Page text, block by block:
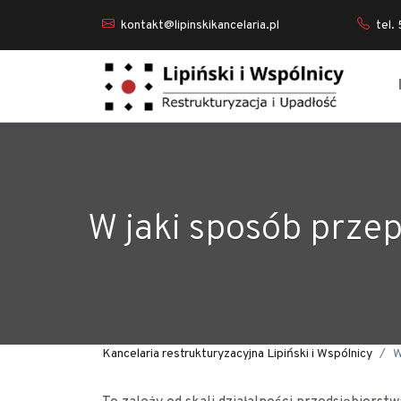
kontakt@lipinskikancelaria.pl tel.
W jaki sposób
Kancelaria restrukturyzacyjna Lipiński i Wspólnicy